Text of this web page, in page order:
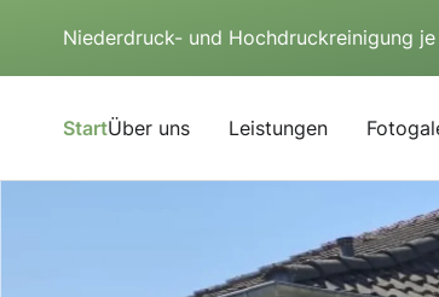
Niederdruck- und Hochdruckreinigung
StartÜber uns Leistungen